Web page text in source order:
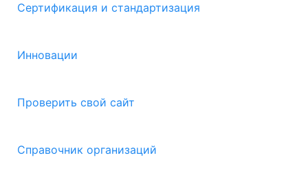
Сертификация и стандартизация
Инновации
Проверить свой сайт
Справочник организаций